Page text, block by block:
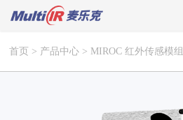
首页 > 产品中心 > MIROC 红外传感模组